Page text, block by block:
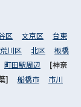
区 文京区
台東
荒川区 北区
板橋
町田駅周辺
[神奈
] 船橋市
市川